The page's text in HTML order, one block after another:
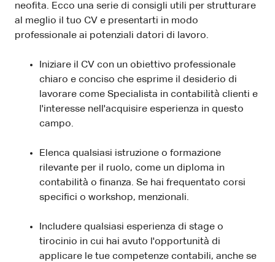
neofita. Ecco una serie di consigli utili per strutturare
al meglio il tuo CV e presentarti in modo
professionale ai potenziali datori di lavoro.
Iniziare il CV con un obiettivo professionale
chiaro e conciso che esprime il desiderio di
lavorare come Specialista in contabilità clienti e
l'interesse nell'acquisire esperienza in questo
campo.
Elenca qualsiasi istruzione o formazione
rilevante per il ruolo, come un diploma in
contabilità o finanza. Se hai frequentato corsi
specifici o workshop, menzionali.
Includere qualsiasi esperienza di stage o
tirocinio in cui hai avuto l'opportunità di
applicare le tue competenze contabili, anche se